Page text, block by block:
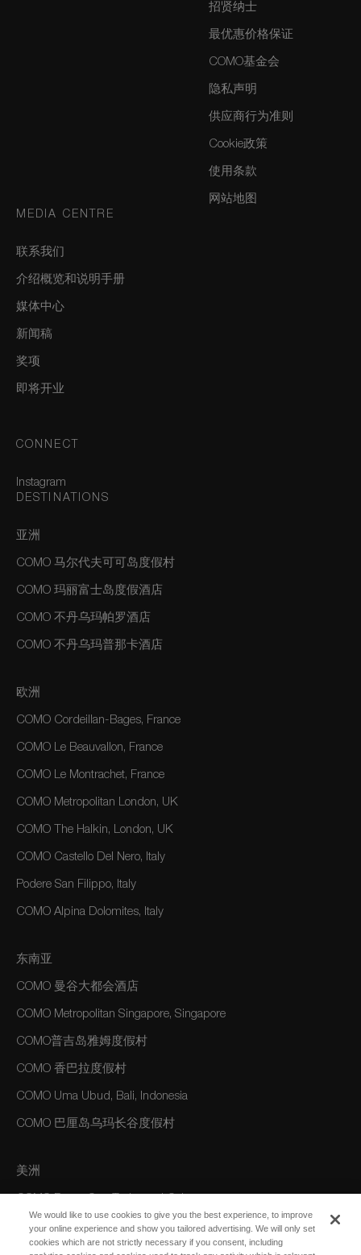
招贤纳士
最优惠价格保证
COMO基金会
隐私声明
供应商行为准则
Cookie政策
使用条款
网站地图
MEDIA CENTRE
联系我们
介绍概览和说明手册
媒体中心
新闻稿
奖项
即将开业
CONNECT
Instagram
DESTINATIONS
亚洲
COMO 马尔代夫可可岛度假村
COMO 玛丽富士岛度假酒店
COMO 不丹乌玛帕罗酒店
COMO 不丹乌玛普那卡酒店
欧洲
COMO Cordeillan-Bages, France
COMO Le Beauvallon, France
COMO Le Montrachet, France
COMO Metropolitan London, UK
COMO The Halkin, London, UK
COMO Castello Del Nero, Italy
Podere San Filippo, Italy
COMO Alpina Dolomites, Italy
东南亚
COMO 曼谷大都会酒店
COMO Metropolitan Singapore, Singapore
COMO普吉岛雅姆度假村
COMO 香巴拉度假村
COMO Uma Ubud, Bali, Indonesia
COMO 巴厘岛乌玛长谷度假村
美洲
澳大利亚/大洋洲
We would like to use cookies to give you the best experience, to improve
your online experience and show you tailored advertising. We will only set
cookies which are not strictly necessary if you consent, including